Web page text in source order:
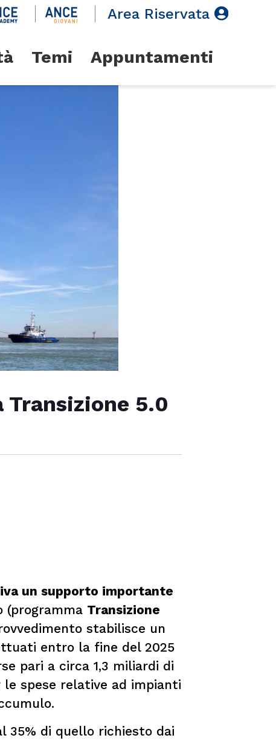
Area Riservata
Temi Appuntamenti
5.0
un supporto importante
(programma Transizione
stabilisce un
entro la fine del 2025
pari a circa 1,3 miliardi di
spese relative ad impianti
35% di quello richiesto dai